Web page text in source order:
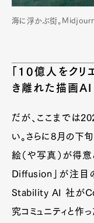
海に浮かぶ街。
「10億人をクリ
き離れた描画AI
だが、ここまでは
い。さらに8月の下
絵（や写真）が得
Diffusion」が注目
Stability AI 社が
究コミュニティと作